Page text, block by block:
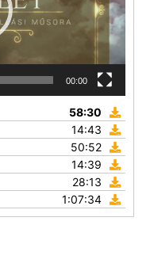
00:00
58:30
14:43
50:52
14:39
28:13
1:07:34